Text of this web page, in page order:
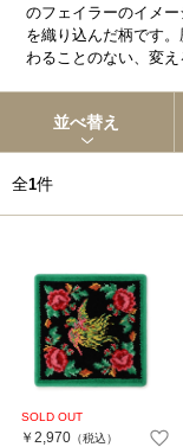
のフェイラーのイメ
を織り込んだ柄です
わることのない、変え
並べ替え
全1件
￥2,970（税込）